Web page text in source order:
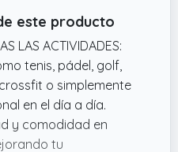
este producto
LAS ACTIVIDADES:
tenis, pádel, golf,
o simplemente
en el día a día.
y comodidad en
tu